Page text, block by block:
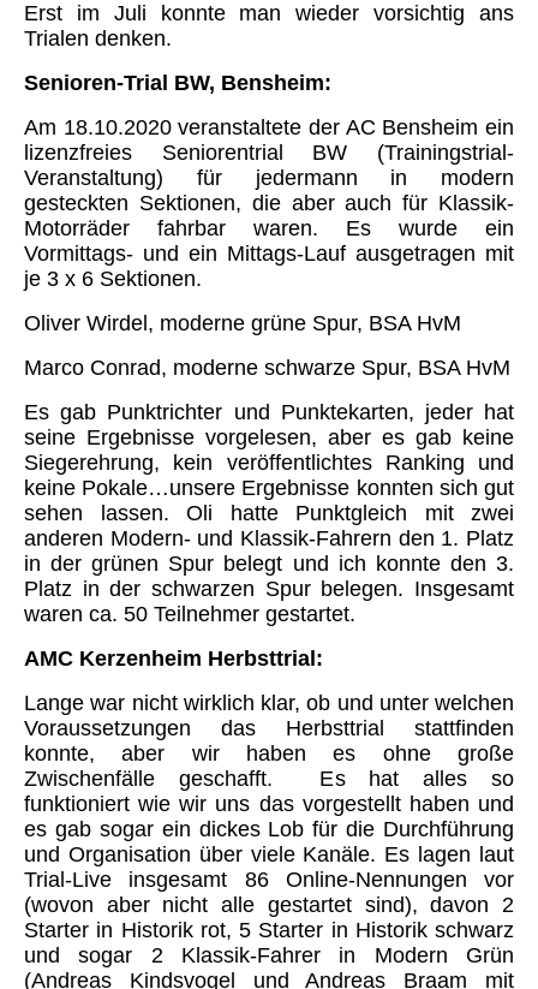
Erst im Juli konnte man wieder vorsichtig ans
Trialen denken.
Senioren-Trial BW, Bensheim:
Am 18.10.2020 veranstaltete der AC Bensheim ein
lizenzfreies Seniorentrial BW (Trainingstrial-
Veranstaltung) für jedermann in modern
gesteckten Sektionen, die aber auch für Klassik-
Motorräder fahrbar waren. Es wurde ein
Vormittags- und ein Mittags-Lauf ausgetragen mit
je 3 x 6 Sektionen.
Oliver Wirdel, moderne grüne Spur, BSA HvM
Marco Conrad, moderne schwarze Spur, BSA HvM
Es gab Punktrichter und Punktekarten, jeder hat
seine Ergebnisse vorgelesen, aber es gab keine
Siegerehrung, kein veröffentlichtes Ranking und
keine Pokale…unsere Ergebnisse konnten sich gut
sehen lassen. Oli hatte Punktgleich mit zwei
anderen Modern- und Klassik-Fahrern den 1. Platz
in der grünen Spur belegt und ich konnte den 3.
Platz in der schwarzen Spur belegen. Insgesamt
waren ca. 50 Teilnehmer gestartet.
AMC Kerzenheim Herbsttrial:
Lange war nicht wirklich klar, ob und unter welchen
Voraussetzungen das Herbsttrial stattfinden
konnte, aber wir haben es ohne große
Zwischenfälle geschafft. Es hat alles so
funktioniert wie wir uns das vorgestellt haben und
es gab sogar ein dickes Lob für die Durchführung
und Organisation über viele Kanäle. Es lagen laut
Trial-Live insgesamt 86 Online-Nennungen vor
(wovon aber nicht alle gestartet sind), davon 2
Starter in Historik rot, 5 Starter in Historik schwarz
und sogar 2 Klassik-Fahrer in Modern Grün
(Andreas Kindsvogel und Andreas Braam mit